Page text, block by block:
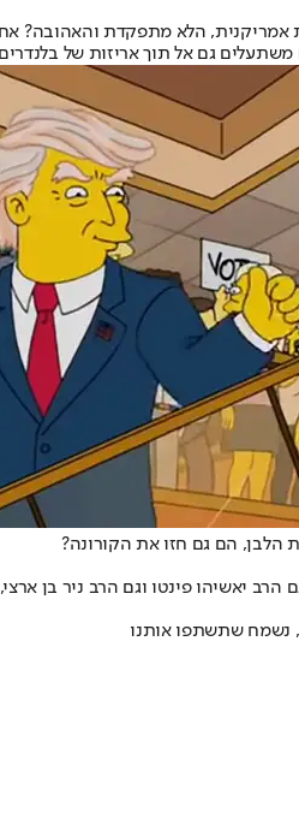
גם אל תוך אריזות של
הלבן, הם גם חזו את הקורונה?
הרב יאשיהו פינטו וגם הרב ניר בן
נשמח שתשתפו אותנו